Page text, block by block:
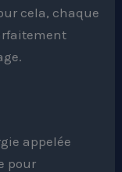
cela, chaque
appelée
pour